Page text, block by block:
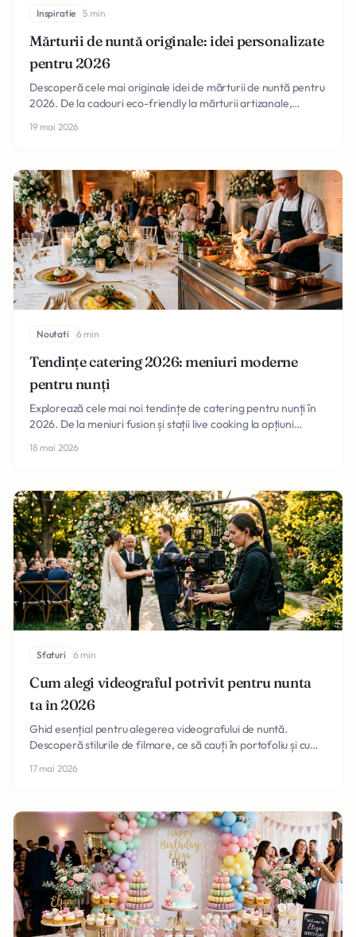
Inspiratie 5 min
Mărturii de nuntă originale: idei personalizate
pentru 2026
Descoperă cele mai originale idei de mărturii de nuntă pentru
2026. De la cadouri eco-friendly la mărturii artizanale,
19 mai 2026
Noutati 6 min
Tendințe catering 2026: meniuri moderne
pentru nunți
Explorează cele mai noi tendințe de catering pentru nunți în
2026. De la meniuri fusion și stații live cooking la opțiuni
18 mai 2026
Sfaturi 6 min
Cum alegi videograful potrivit pentru nunta
ta în 2026
Ghid esențial pentru alegerea videografului de nuntă.
Descoperă stilurile de filmare, ce să cauți în portofoliu și cum
17 mai 2026